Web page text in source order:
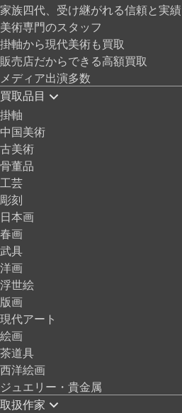
家族四代、受け継がれる信頼と実績
美術専門のスタッフ
掛軸から現代美術も買取
販売店だからできる高額買取
メディア出演多数
買取品目
掛軸
中国美術
古美術
骨董品
工芸
彫刻
日本画
春画
武具
洋画
浮世絵
版画
現代アート
絵画
茶道具
西洋絵画
ジュエリー・貴金属
取扱作家